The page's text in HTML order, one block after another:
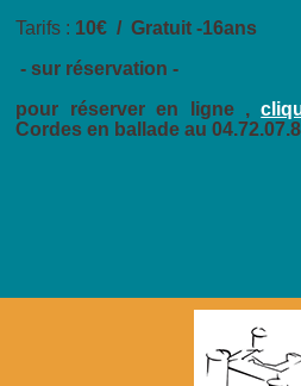
Tarifs : 10€ / Gratuit -16ans
- sur réservation -
pour réserver en ligne ,
Cordes en ballade au